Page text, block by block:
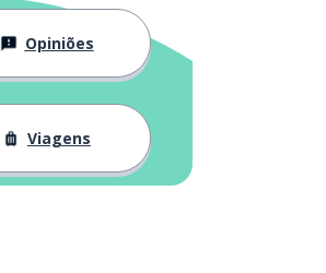
Opiniões
Viagens